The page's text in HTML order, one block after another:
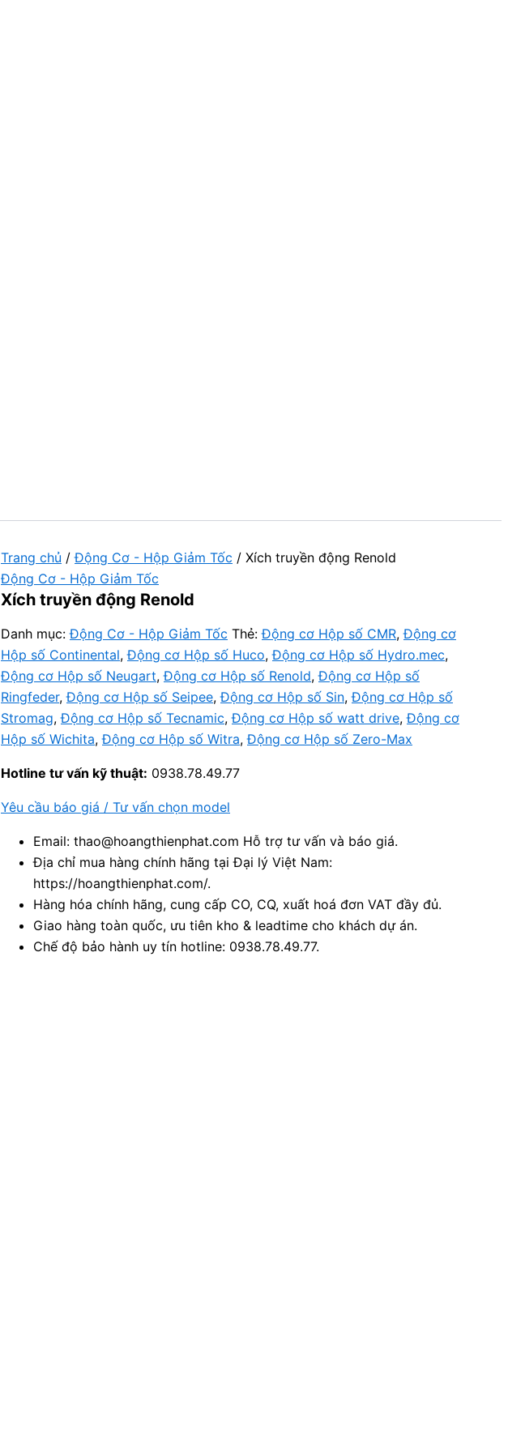
Trang chủ /Động Cơ - Hộp Giảm Tốc / Xích truyền động Renold
Động Cơ - Hộp Giảm Tốc
Xích truyền động Renold
Danh mục:Động Cơ - Hộp Giảm Tốc Thẻ:Động cơ Hộp số CMR,Động cơ
Hộp số Continental,Động cơ Hộp số Huco,Động cơ Hộp số Hydro.mec,
Động cơ Hộp số Neugart,Động cơ Hộp số Renold,Động cơ Hộp số
Ringfeder,Động cơ Hộp số Seipee,Động cơ Hộp số Sin,Động cơ Hộp số
Stromag,Động cơ Hộp số Tecnamic,Động cơ Hộp số watt drive,Động cơ
Hộp số Wichita,Động cơ Hộp số Witra,Động cơ Hộp số Zero-Max
Hotline tư vấn kỹ thuật: 0938.78.49.77
Yêu cầu báo giá / Tư vấn chọn model
Email: thao@hoangthienphat.com Hỗ trợ tư vấn và báo giá.
Địa chỉ mua hàng chính hãng tại Đại lý Việt Nam:
https://hoangthienphat.com/.
Hàng hóa chính hãng, cung cấp CO, CQ, xuất hoá đơn VAT đầy đủ.
Giao hàng toàn quốc, ưu tiên kho & leadtime cho khách dự án.
Chế độ bảo hành uy tín hotline: 0938.78.49.77.